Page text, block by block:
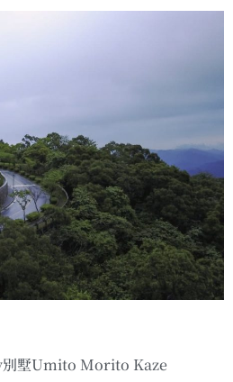
別墅Umito Morito Kaze